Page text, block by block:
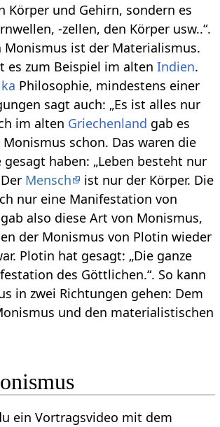
Körper und Gehirn, sondern es
-zellen, den Körper usw..“.
Monismus ist der Materialismus.
es zum Beispiel im altenIndien.
Philosophie, mindestens einer
sagt auch: „Es ist alles nur
im alten Griechenland gab es
schon. Das waren die
gesagt haben: „Leben besteht nur
Mensch
ist nur der Körper. Die
nur eine Manifestation von
also diese Art von Monismus,
der Monismus von Plotin wieder
Plotin hat gesagt: „Die ganze
des Göttlichen.“. So kann
in zwei Richtungen gehen: Dem
und den materialistischen
ein Vortragsvideo mit dem